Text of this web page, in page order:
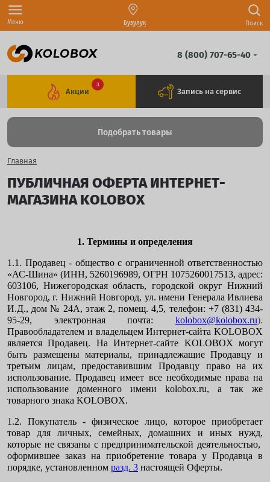
Меню Бузулук Поиск
8 (800) 707-65-40
Акции
3
Запись на сервис
Подобрать товары
Главная
ПУБЛИЧНАЯ ОФЕРТА ИНТЕРНЕТ-
МАГАЗИНА KOLOBOX
1. Термины и определения
1.1. Продавец - общество с ограниченной ответственностью
«АС-Шина» (ИНН, 5260196989, ОГРН 1075260017513, адрес:
603106, Нижегородская область, городской округ Нижний
Новгород, г. Нижний Новгород, ул. имени Генерала Ивлиева
И.Д., дом № 24А, этаж 2, помещ. 4,5, телефон: +7 (831) 434-
95-29, электронная почта:
kolobox@kolobox.ru).
Правообладателем и владельцем Интернет-сайта KOLOBOX
является Продавец. На Интернет-сайте KOLOBOX могут
быть размещены материалы, принадлежащие Продавцу и
третьим лицам, предоставившим Продавцу право на их
использование. Продавец имеет все необходимые права на
использование доменного имени kolobox.ru, а так же
товарного знака KOLOBOX.
1.2. Покупатель - физическое лицо, которое приобретает
товар для личных, семейных, домашних и иных нужд,
которые не связаны с предпринимательской деятельностью,
оформившее заказ на приобретение товара у Продавца в
порядке, установленном разд. 3 настоящей Оферты.